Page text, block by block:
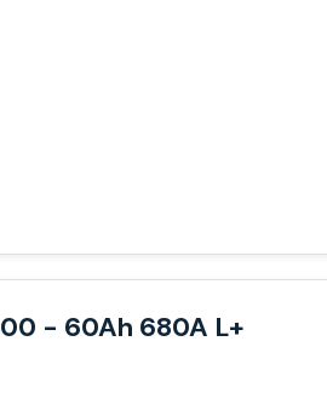
- 60Ah 680A L+